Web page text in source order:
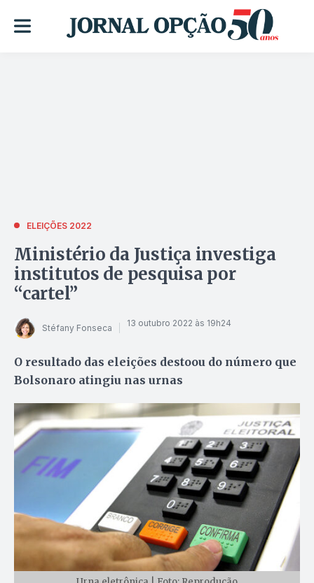
ELEIÇÕES 2022
Ministério da Justiça investiga
institutos de pesquisa por
“cartel”
Stéfany Fonseca 13 outubro 2022 às 19h24
O resultado das eleições destoou do número que
Bolsonaro atingiu nas urnas